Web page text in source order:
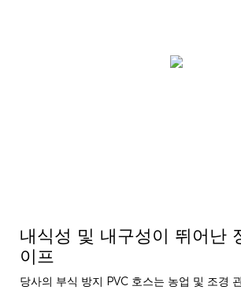
내식성 및 내구성이 뛰어난
이프
당사의 부식 방지 PVC 호스는 농업 및 조경